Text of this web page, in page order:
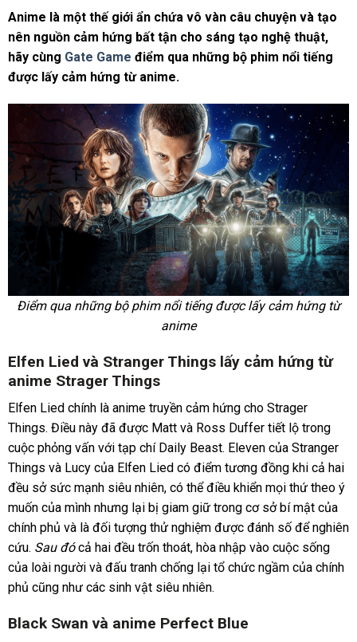
Anime là một thế giới ẩn chứa vô vàn câu chuyện và tạo
nên nguồn cảm hứng bất tận cho sáng tạo nghệ thuật,
hãy cùng Gate Game điểm qua những bộ phim nổi tiếng
được lấy cảm hứng từ anime.
Điểm qua những bộ phim nổi tiếng được lấy cảm hứng từ
anime
Elfen Lied và Stranger Things lấy cảm hứng từ
anime Strager Things
Elfen Lied chính là anime truyền cảm hứng cho Strager
Things. Điều này đã được Matt và Ross Duffer tiết lộ trong
cuộc phỏng vấn với tạp chí Daily Beast. Eleven của Stranger
Things và Lucy của Elfen Lied có điểm tương đồng khi cả hai
đều sở sức mạnh siêu nhiên, có thể điều khiển mọi thứ theo ý
muốn của mình nhưng lại bị giam giữ trong cơ sở bí mật của
chính phủ và là đối tượng thử nghiệm được đánh số để nghiên
cứu. Sau đócả hai đều trốn thoát, hòa nhập vào cuộc sống
của loài người và đấu tranh chống lại tổ chức ngầm của chính
phủ cũng như các sinh vật siêu nhiên.
Black Swan và anime Perfect Blue